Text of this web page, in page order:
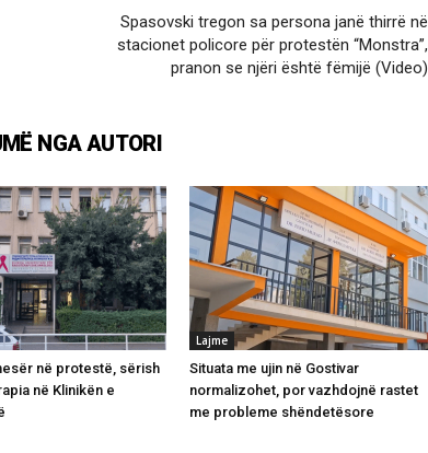
Spasovski tregon sa persona janë thirrë në
stacionet policore për protestën “Monstra”,
pranon se njëri është fëmijë (Video)
NGA AUTORI
në protestë, sërish
në Klinikën e
Lajme
Situata me ujin në Gostivar
normalizohet, por vazhdojnë rastet
me probleme shëndetësore